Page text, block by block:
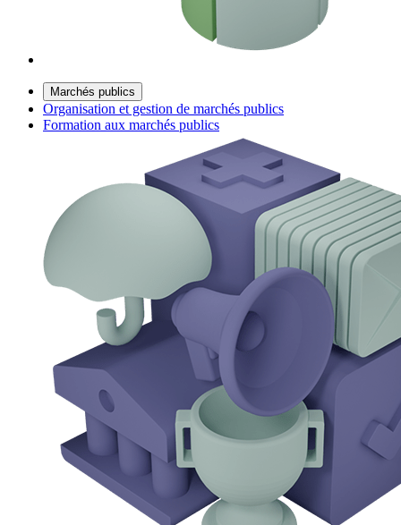
Marchés publics
Organisation et gestion de marchés publics
Formation aux marchés publics